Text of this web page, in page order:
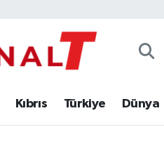
Kıbrıs Türkiye Dünya